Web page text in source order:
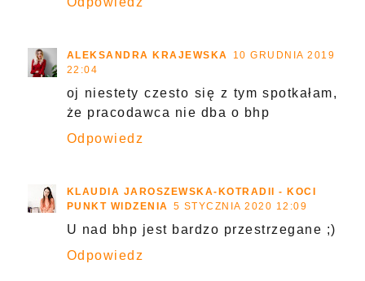
ALEKSANDRA KRAJEWSKA
10 GRUDNIA 2019
22:04
oj niestety czesto się z tym spotkałam,
że pracodawca nie dba o bhp
Odpowiedz
KLAUDIA JAROSZEWSKA-KOTRADII - KOCI
PUNKT WIDZENIA
5 STYCZNIA 2020 12:09
U nad bhp jest bardzo przestrzegane ;)
Odpowiedz